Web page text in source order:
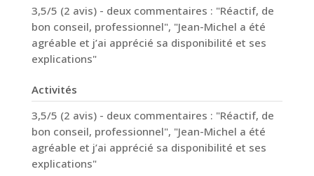
3,5/5 (2 avis) - deux commentaires : "Réactif, de
bon conseil, professionnel", "Jean-Michel a été
agréable et j’ai apprécié sa disponibilité et ses
explications"
Activités
3,5/5 (2 avis) - deux commentaires : "Réactif, de
bon conseil, professionnel", "Jean-Michel a été
agréable et j’ai apprécié sa disponibilité et ses
explications"